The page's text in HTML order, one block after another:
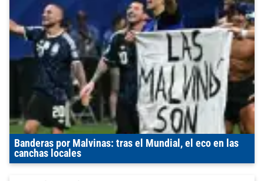
Banderas por Malvinas: tras el Mundial, el eco en las
canchas locales